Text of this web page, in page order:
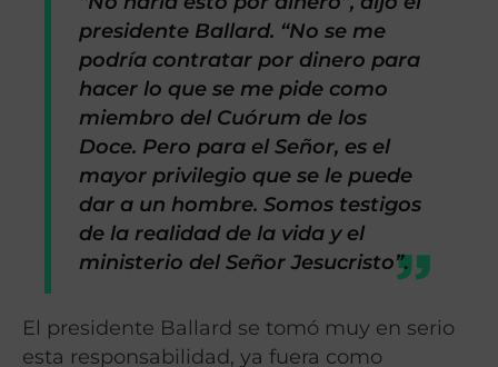
presidente Ballard. “No se me
podría contratar por dinero para
hacer lo que se me pide como
miembro del Cuórum de los
Doce. Pero para el Señor, es el
mayor privilegio que se le puede
dar a un hombre. Somos testigos
de la realidad de la vida y el
ministerio del Señor Jesucristo”.
El presidente Ballard se tomó muy en serio
esta responsabilidad, ya fuera como